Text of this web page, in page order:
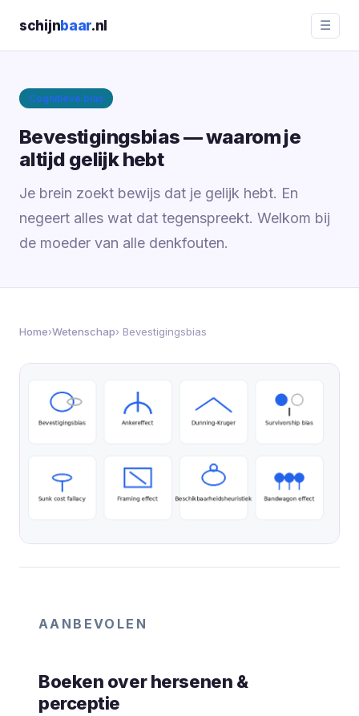
schijnbaar.nl ☰
Cognitieve bias
Bevestigingsbias — waarom je
altijd gelijk hebt
Je brein zoekt bewijs dat je gelijk hebt. En
negeert alles wat dat tegenspreekt. Welkom bij
de moeder van alle denkfouten.
Home›Wetenschap› Bevestigingsbias
AANBEVOLEN
Boeken over hersenen &
perceptie